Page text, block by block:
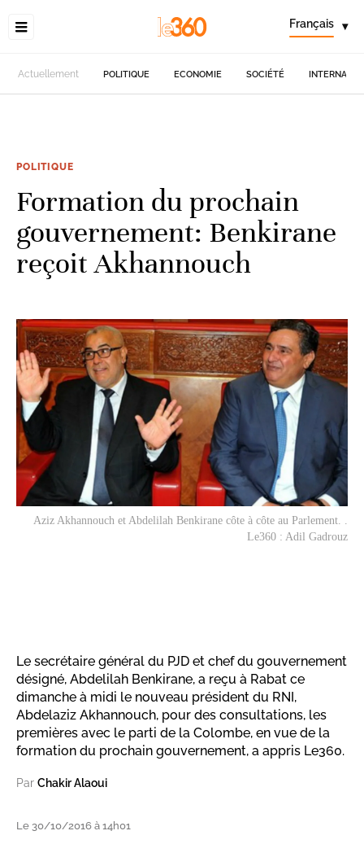
Français ▾
Actuellement POLITIQUE ECONOMIE SOCIÉTÉ
POLITIQUE
Formation du prochain
gouvernement: Benkirane
reçoit Akhannouch
Aziz Akhannouch et Abdelilah Benkirane côte à côte au Parlement. .
Le360 : Adil Gadrouz
Le secrétaire général du PJD et chef du gouvernement
désigné, Abdelilah Benkirane, a reçu à Rabat ce
dimanche à midi le nouveau président du RNI,
Abdelaziz Akhannouch, pour des consultations, les
premières avec le parti de la Colombe, en vue de la
formation du prochain gouvernement, a appris Le360.
Par Chakir Alaoui
Le 30/10/2016 à 14h01